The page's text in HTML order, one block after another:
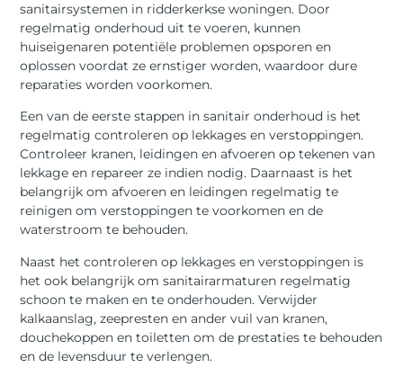
sanitairsystemen in ridderkerkse woningen. Door
regelmatig onderhoud uit te voeren, kunnen
huiseigenaren potentiële problemen opsporen en
oplossen voordat ze ernstiger worden, waardoor dure
reparaties worden voorkomen.
Een van de eerste stappen in sanitair onderhoud is het
regelmatig controleren op lekkages en verstoppingen.
Controleer kranen, leidingen en afvoeren op tekenen van
lekkage en repareer ze indien nodig. Daarnaast is het
belangrijk om afvoeren en leidingen regelmatig te
reinigen om verstoppingen te voorkomen en de
waterstroom te behouden.
Naast het controleren op lekkages en verstoppingen is
het ook belangrijk om sanitairarmaturen regelmatig
schoon te maken en te onderhouden. Verwijder
kalkaanslag, zeepresten en ander vuil van kranen,
douchekoppen en toiletten om de prestaties te behouden
en de levensduur te verlengen.